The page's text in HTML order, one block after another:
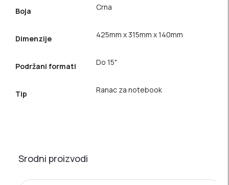
Boja Crna
Dimenzije 425mm x 315mm x 140mm
Podržani formati Do 15"
Tip Ranac za notebook
Srodni proizvodi